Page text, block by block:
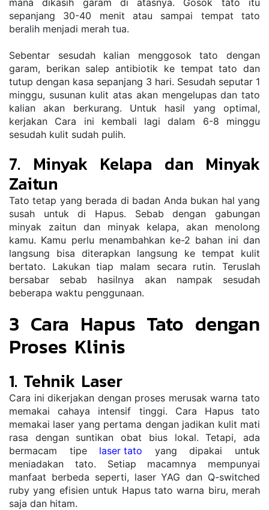
sepanjang 30-40 menit atau sampai tempat tato
beralih menjadi merah tua.
Sebentar sesudah kalian menggosok tato dengan
garam, berikan salep antibiotik ke tempat tato dan
tutup dengan kasa sepanjang 3 hari. Sesudah seputar 1
minggu, susunan kulit atas akan mengelupas dan tato
kalian akan berkurang. Untuk hasil yang optimal,
kerjakan Cara ini kembali lagi dalam 6-8 minggu
sesudah kulit sudah pulih.
7. Minyak Kelapa dan Minyak
Zaitun
Tato tetap yang berada di badan Anda bukan hal yang
susah untuk di Hapus. Sebab dengan gabungan
minyak zaitun dan minyak kelapa, akan menolong
kamu. Kamu perlu menambahkan ke-2 bahan ini dan
langsung bisa diterapkan langsung ke tempat kulit
bertato. Lakukan tiap malam secara rutin. Teruslah
bersabar sebab hasilnya akan nampak sesudah
beberapa waktu penggunaan.
3 Cara Hapus Tato dengan
Proses Klinis
1. Tehnik Laser
Cara ini dikerjakan dengan proses merusak warna tato
memakai cahaya intensif tinggi. Cara Hapus tato
memakai laser yang pertama dengan jadikan kulit mati
rasa dengan suntikan obat bius lokal. Tetapi, ada
bermacam tipe laser tato yang dipakai untuk
meniadakan tato. Setiap macamnya mempunyai
manfaat berbeda seperti, laser YAG dan Q-switched
ruby yang efisien untuk Hapus tato warna biru, merah
saja dan hitam.